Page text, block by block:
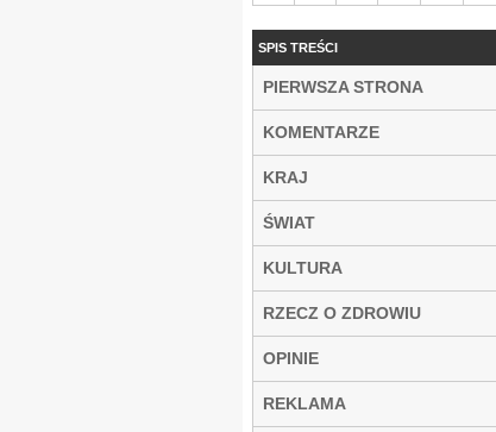
SPIS TREŚCI
PIERWSZA STRONA
KOMENTARZE
KRAJ
ŚWIAT
KULTURA
RZECZ O ZDROWIU
OPINIE
REKLAMA